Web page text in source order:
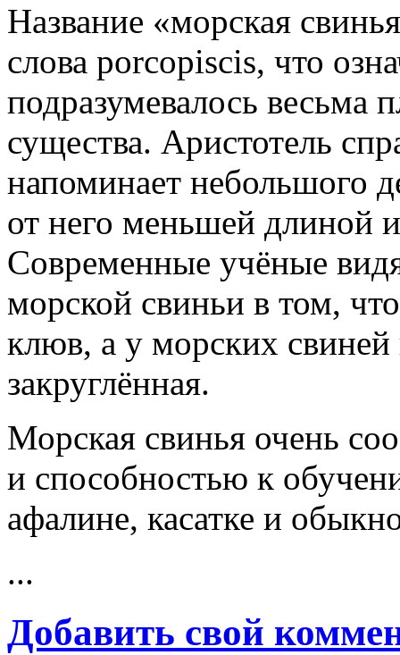
Название «морская
слова porcopiscis, что
подразумевалось весьма
существа. Аристотель
напоминает небольшого
от него меньшей длиной
Современные учёные
морской свиньи в том,
клюв, а у морских свиней
закруглённая.
Морская свинья очень
и способностью к
афалине, касатке и
...
Добавить свой